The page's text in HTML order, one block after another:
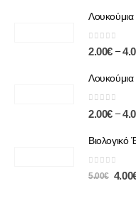
Λουκούμια
0out of 5
2.00€ –
0out of 5
2.00€ –
0 out of 5
5.00€ 4.00